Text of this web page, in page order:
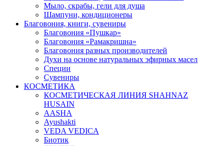
Мыло, скрабы, гели для душа
Шампуни, кондиционеры
Благовония, книги, сувениры
Благовония «Пушкар»
Благовония «Рамакришна»
Благовония разных производителей
Духи на основе натуральных эфирных масел
Специи
Сувениры
КОСМЕТИКА
КОСМЕТИЧЕСКАЯ ЛИНИЯ SHAHNAZ
HUSAIN
AASHA
Ayushakti
VEDA VEDICA
Биотик